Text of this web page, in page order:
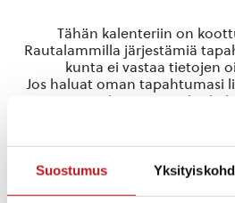
Suostumus
Runon ja laulun
Tapahtumat Runon ja laulun
Tähän kalenteriin on
Rautalammilla järjestämiä
kunta ei vastaa tietojen
Jos haluat oman tapahtumasi
jätä tapahtuman tiedot